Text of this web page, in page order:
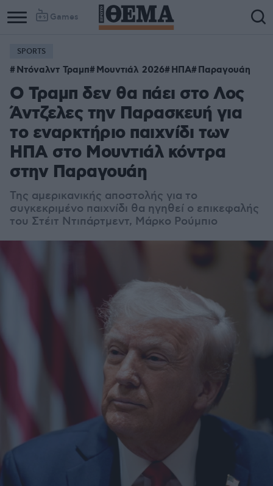
Games
SPORTS
Ντόναλντ Τραμπ Μουντιάλ 2026 ΗΠΑ Παραγουάη
Ο Τραμπ δεν θα πάει στο Λος
Άντζελες την Παρασκευή για
το εναρκτήριο παιχνίδι των
ΗΠΑ στο Μουντιάλ κόντρα
στην Παραγουάη
Της αμερικανικής αποστολής για το
συγκεκριμένο παιχνίδι θα ηγηθεί ο επικεφαλής
του Στέιτ Ντιπάρτμεντ, Μάρκο Ρούμπιο